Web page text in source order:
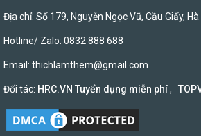
Địa chỉ: Số 179, Nguyễn Ngọc Vũ, Cầu Giấy, Hà
Hotline/ Zalo: 0832 888 688
Email: thichlamthem@gmail.com
Đối tác: HRC.VN Tuyển dụng miễn phí,